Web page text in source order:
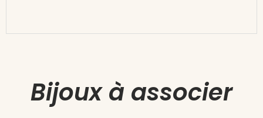
Bijoux à associer